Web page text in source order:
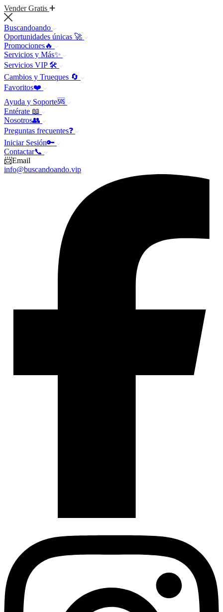
Vender Gratis
Buscandoando
Oportunidades únicas 🚀
Promociones🔥
Servicios y Más✨
Servicios VIP 🛠️
Cambios y Trueques 🔄
Favoritos❤️
Ayuda y Soporte🆘
Entérate 📖
Nosotros👥
Preguntas frecuentes❓
Iniciar Sesión🔑
Contactar📞
📨Email
info@buscandoando.vip